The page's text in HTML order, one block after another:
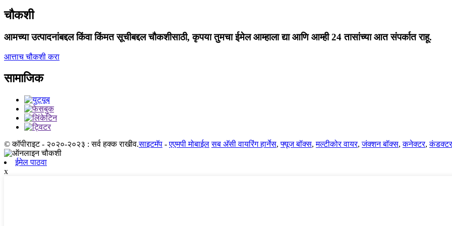
चौकशी
आमच्या उत्पादनांबद्दल किंवा किंमत सूचीबद्दल चौकशीसाठी, कृपया तुमचा ईमेल आम्हाला द्या आणि आम्ही 24 तासांच्या आत संपर्कात राहू.
आत्ताच चौकशी करा
सामाजिक
© कॉपीराइट - २०२०-२०२३ : सर्व हक्क राखीव.साइटमॅप -एएमपी मोबाईल सब अ‍ॅसी वायरिंग हार्नेस,फ्यूज बॉक्स,मल्टीकोर वायर,जंक्शन बॉक्स,कनेक्टर,कंडक्टर
ईमेल पाठवा
x